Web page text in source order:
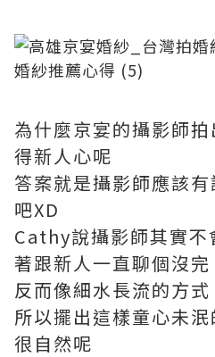
為什麼京宴的攝影師
得新人心呢
答案就是攝影師應該
吧XD
Cathy說攝影師其實
著跟新人一直聊個沒完
反而像細水長流的方
所以擺出這樣童心未
很自然呢